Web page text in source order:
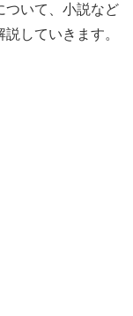
ついて、小説など
していきます。